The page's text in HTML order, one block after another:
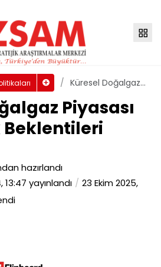
Küresel Doğalgaz
Gelecek
Beklentileri
Piyasası
Beklentileri
hazırlandı
13:47 yayınlandı
23 Ekim 2025,
Hidrokarbon
Dinamikler